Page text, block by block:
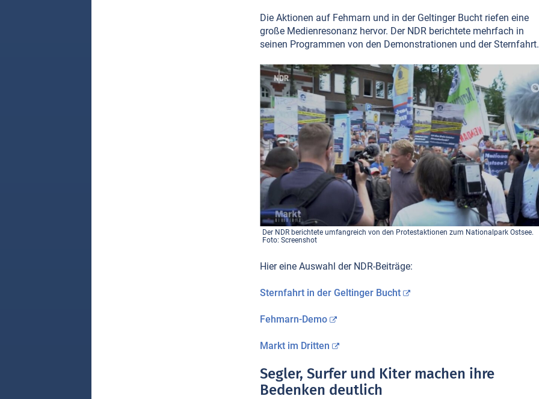
Die Aktionen auf Fehmarn und in der Geltinger Bucht riefen eine
große Medienresonanz hervor. Der NDR berichtete mehrfach in
seinen Programmen von den Demonstrationen und der Sternfahrt.
Der NDR berichtete umfangreich von den Protestaktionen zum Nationalpark Ostsee.
Foto: Screenshot
Hier eine Auswahl der NDR-Beiträge:
Sternfahrt in der Geltinger Bucht
Fehmarn-Demo
Markt im Dritten
Segler, Surfer und Kiter machen ihre
Bedenken deutlich